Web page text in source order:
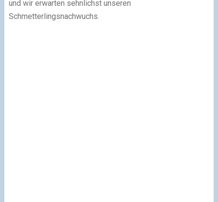
und wir erwarten sehnlichst unseren
Schmetterlingsnachwuchs.